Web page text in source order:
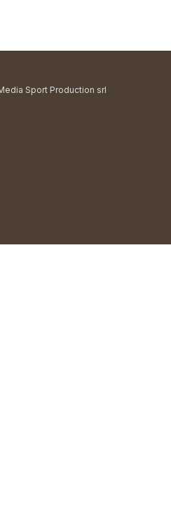
Sport Production srl